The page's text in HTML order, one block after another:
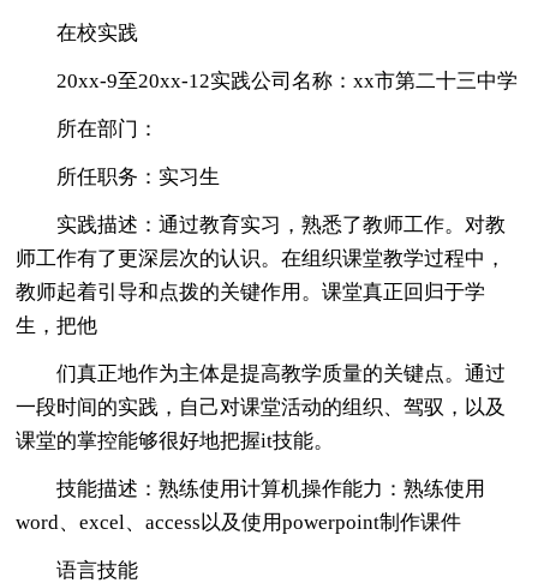
在校实践
20xx-9至20xx-12实践公司名称：xx市第二十三中学
所在部门：
所任职务：实习生
实践描述：通过教育实习，熟悉了教师工作。对教
师工作有了更深层次的认识。在组织课堂教学过程中，
教师起着引导和点拨的关键作用。课堂真正回归于学
生，把他
们真正地作为主体是提高教学质量的关键点。通过
一段时间的实践，自己对课堂活动的组织、驾驭，以及
课堂的掌控能够很好地把握it技能。
技能描述：熟练使用计算机操作能力：熟练使用
word、excel、access以及使用powerpoint制作课件
语言技能